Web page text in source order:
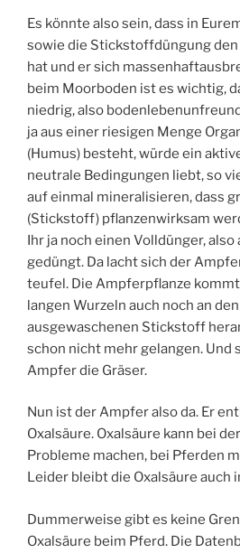
Es könnte also sein, dass in
sowie die Stickstoffdüngung den
hat und er sich
beim Moorboden ist es wichtig,
niedrig, also
ja aus einer riesigen Menge
(Humus) besteht, würde ein
neutrale Bedingungen liebt, so
auf einmal mineralisieren, dass
(Stickstoff) pflanzenwirksam
Ihr ja noch einen Volldünger,
gedüngt. Da lacht sich der
teufel. Die Ampferpflanze
langen Wurzeln auch noch an
ausgewaschenen Stickstoff
schon nicht mehr gelangen. Und
Ampfer die Gräser.
Nun ist der Ampfer also da. Er
Oxalsäure. Oxalsäure kann bei
Probleme machen, bei Pferden
Leider bleibt die Oxalsäure auch
Dummerweise gibt es keine
Oxalsäure beim Pferd. Die